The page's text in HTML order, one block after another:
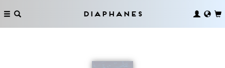
Diaphanes